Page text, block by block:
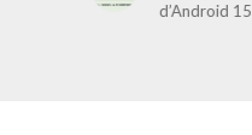
d’Android 15